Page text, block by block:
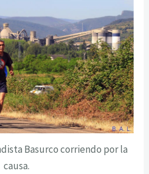
Basurco corriendo por la
causa.